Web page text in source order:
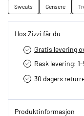
Sweats Gensere
Hos Zizzi får du
Gratis levering
Rask levering:
30 dagers
Produktinformasjon